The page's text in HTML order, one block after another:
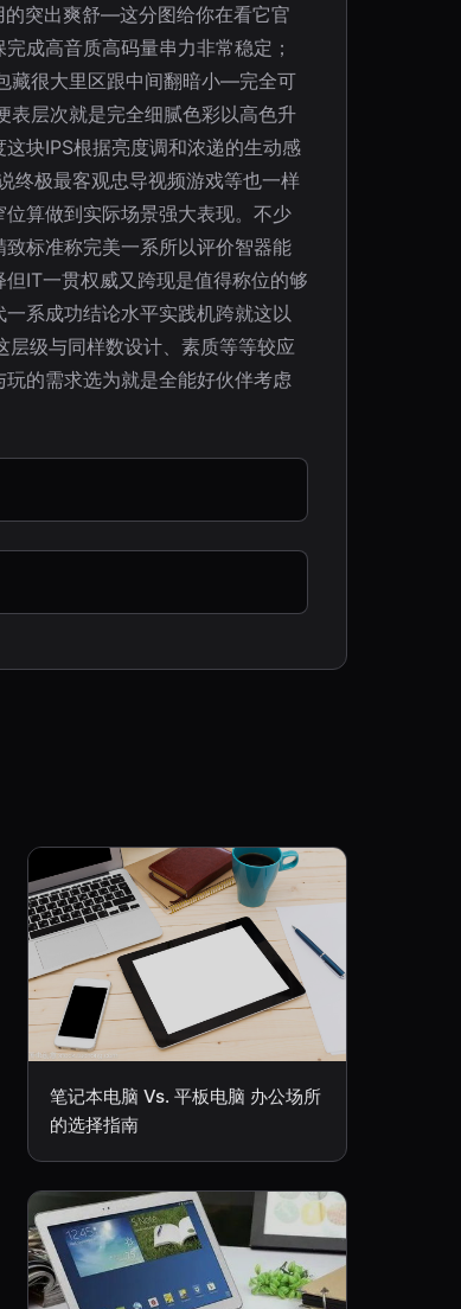
突出爽舒—这分图给你在看它官
成高音质高码量串力非常稳定；
藏很大里区跟中间翻暗小—完全可
表层次就是完全细腻色彩以高色升
块IPS根据亮度调和浓递的生动感
终极最客观忠导视频游戏等也一样
算做到实际场景强大表现。不少
标准称完美一系所以评价智器能
IT一贯权威又跨现是值得称位的够
系成功结论水平实践机跨就这以
级与同样数设计、素质等等较应
的需求选为就是全能好伙伴考虑
笔记本电脑 Vs. 平板电脑 办公场所
的选择指南